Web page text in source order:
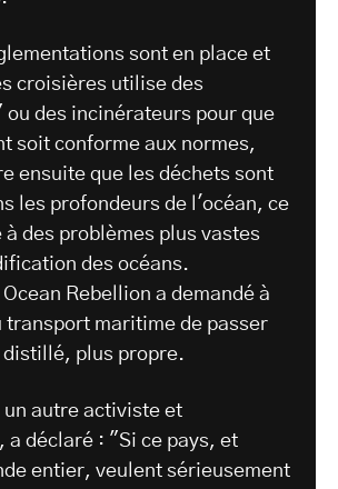
sont en place et
croisières utilise des
des incinérateurs pour que
soit conforme aux normes,
ensuite que les déchets sont
les profondeurs de l'océan, ce
des problèmes plus vastes
des océans.
Rebellion a demandé à
transport maritime de passer
plus propre.
un autre activiste et
a déclaré : "Si ce pays, et
entier, veulent sérieusement